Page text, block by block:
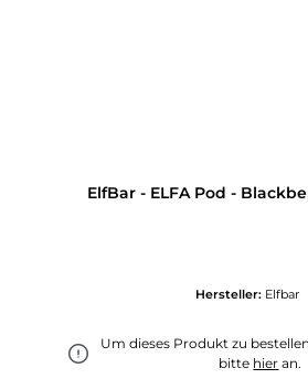
ElfBar - ELFA Pod -
Hersteller: Elfbar
Um dieses Produkt zu
bitte hier an.